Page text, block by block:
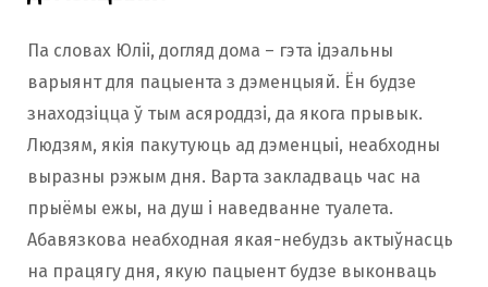
Па словах Юліі, догляд дома – гэта ідэальны
варыянт для пацыента з дэменцыяй. Ён будзе
знаходзіцца ў тым асяроддзі, да якога прывык.
Людзям, якія пакутуюць ад дэменцыі, неабходны
выразны рэжым дня. Варта закладваць час на
прыёмы ежы, на душ і наведванне туалета.
Абавязкова неабходная якая-небудзь актыўнасць
на працягу дня, якую пацыент будзе выконваць